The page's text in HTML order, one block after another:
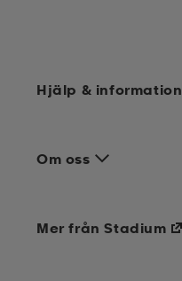
Hjälp & information
Om oss
Mer från Stadium